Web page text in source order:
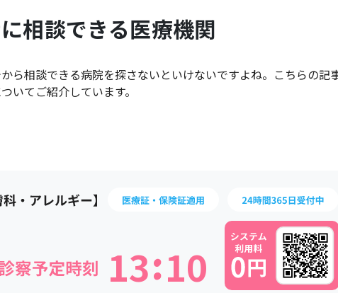
相談できる医療機関
ら相談できる病院を探さないといけないですよね。こちらの記
いてご紹介しています。
13 10
: